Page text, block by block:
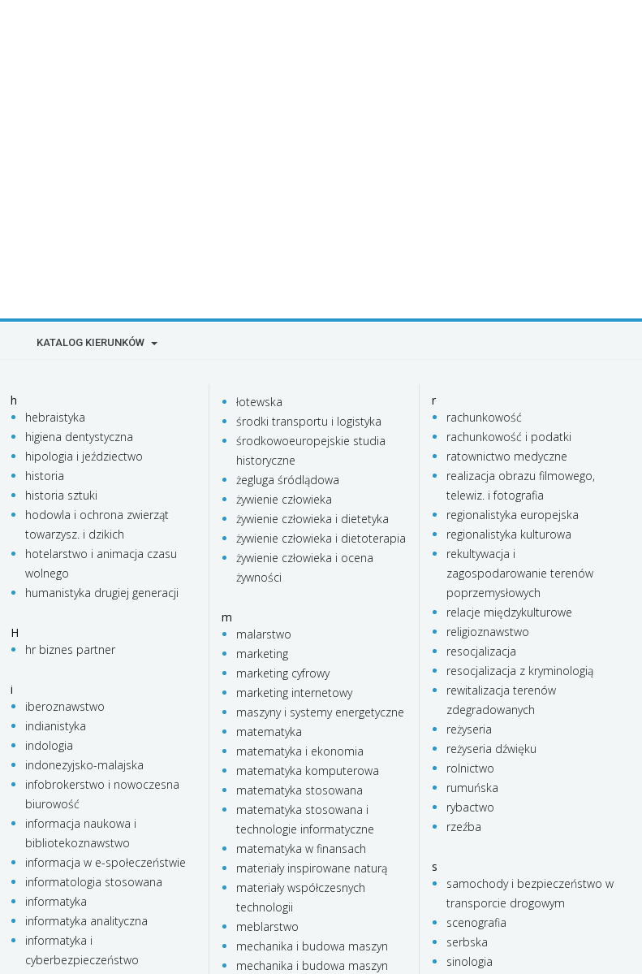
KATALOG KIERUNKÓW
h
hebraistyka
higiena dentystyczna
hipologia i jeździectwo
historia
historia sztuki
hodowla i ochrona zwierząt
towarzysz. i dzikich
hotelarstwo i animacja czasu
wolnego
humanistyka drugiej generacji
H
hr biznes partner
i
iberoznawstwo
indianistyka
indologia
indonezyjsko-malajska
infobrokerstwo i nowoczesna
biurowość
informacja naukowa i
bibliotekoznawstwo
informacja w e-społeczeństwie
informatologia stosowana
informatyka
informatyka analityczna
informatyka i
cyberbezpieczeństwo
łotewska
środki transportu i logistyka
środkowoeuropejskie studia
historyczne
żegluga śródlądowa
żywienie człowieka
żywienie człowieka i dietetyka
żywienie człowieka i dietoterapia
żywienie człowieka i ocena
żywności
m
malarstwo
marketing
marketing cyfrowy
marketing internetowy
maszyny i systemy energetyczne
matematyka
matematyka i ekonomia
matematyka komputerowa
matematyka stosowana
matematyka stosowana i
technologie informatyczne
matematyka w finansach
materiały inspirowane naturą
materiały współczesnych
technologii
meblarstwo
mechanika i budowa maszyn
mechanika i budowa maszyn
r
rachunkowość
rachunkowość i podatki
ratownictwo medyczne
realizacja obrazu filmowego,
telewiz. i fotografia
regionalistyka europejska
regionalistyka kulturowa
rekultywacja i
zagospodarowanie terenów
poprzemysłowych
relacje międzykulturowe
religioznawstwo
resocjalizacja
resocjalizacja z kryminologią
rewitalizacja terenów
zdegradowanych
reżyseria
reżyseria dźwięku
rolnictwo
rumuńska
rybactwo
rzeźba
s
samochody i bezpieczeństwo w
transporcie drogowym
scenografia
serbska
sinologia